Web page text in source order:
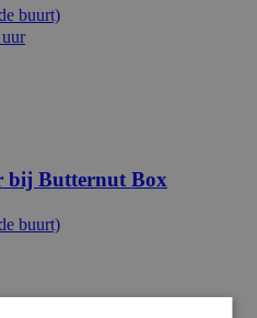
buurt)
bij Butternut Box
buurt)